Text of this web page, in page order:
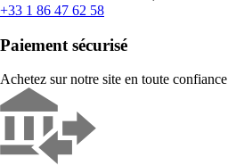
+33 1 86 47 62 58
Paiement sécurisé
Achetez sur notre site en toute confiance